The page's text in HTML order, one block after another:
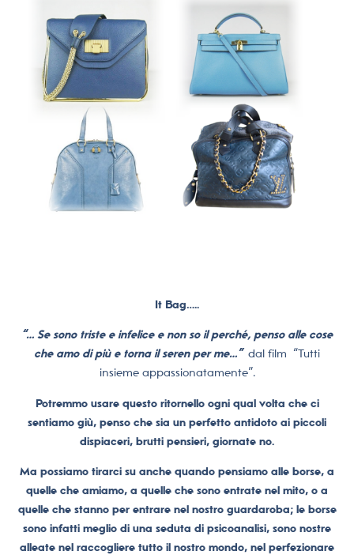
It Bag…..
“… Se sono triste e infelice e non so il perché, penso alle cose
che amo di più e torna il seren per me…” dal film “Tutti
insieme appassionatamente”.
Potremmo usare questo ritornello ogni qual volta che ci
sentiamo giù, penso che sia un perfetto antidoto ai piccoli
dispiaceri, brutti pensieri, giornate no.
Ma possiamo tirarci su anche quando pensiamo alle borse, a
quelle che amiamo, a quelle che sono entrate nel mito, o a
quelle che stanno per entrare nel nostro guardaroba; le borse
sono infatti meglio di una seduta di psicoanalisi, sono nostre
alleate nel raccogliere tutto il nostro mondo, nel perfezionare